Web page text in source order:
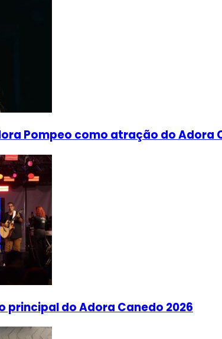
Pompeo como atração do Adora
do Adora Canedo 2026